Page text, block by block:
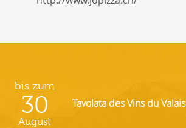
bis zum
30
August
Tavolata des Vins du Valais